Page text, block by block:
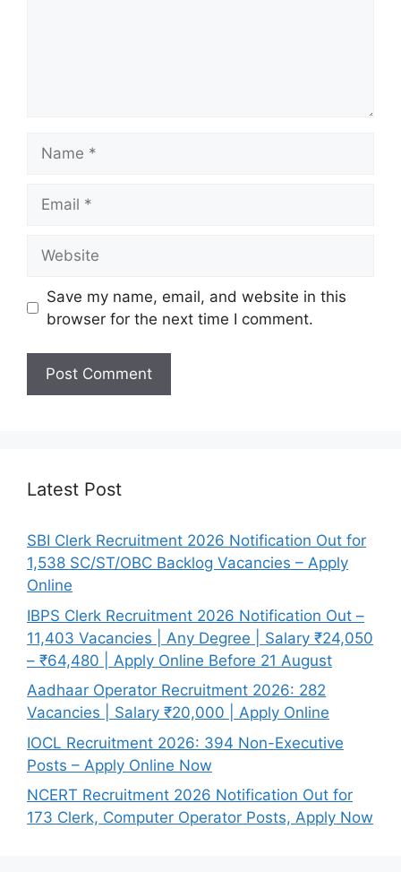
Save my name, email, and website in this
browser for the next time I comment.
Latest Post
SBI Clerk Recruitment 2026 Notification Out for
1,538 SC/ST/OBC Backlog Vacancies – Apply
Online
IBPS Clerk Recruitment 2026 Notification Out –
11,403 Vacancies | Any Degree | Salary ₹24,050
– ₹64,480 | Apply Online Before 21 August
Aadhaar Operator Recruitment 2026: 282
Vacancies | Salary ₹20,000 | Apply Online
IOCL Recruitment 2026: 394 Non-Executive
Posts – Apply Online Now
NCERT Recruitment 2026 Notification Out for
173 Clerk, Computer Operator Posts, Apply Now